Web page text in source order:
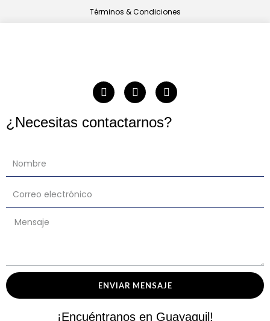
Términos & Condiciones
¿Necesitas contactarnos?
ENVIAR MENSAJE
¡Encuéntranos en Guayaquil!